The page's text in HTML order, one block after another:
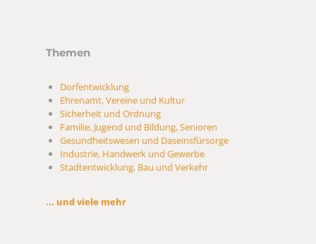
Themen
Dorfentwicklung
Ehrenamt, Vereine und Kultur
Sicherheit und Ordnung
Familie, Jugend und Bildung, Senioren
Gesundheitswesen und Daseinsfürsorge
Industrie, Handwerk und Gewerbe
Stadtentwicklung, Bau und Verkehr
... und viele mehr